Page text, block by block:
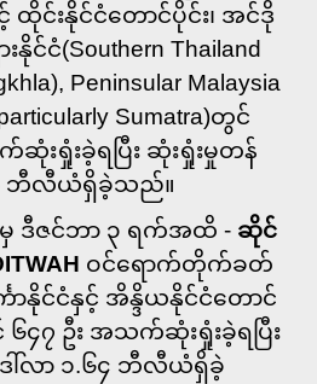
င်းနိုင်ငံတောင်ပိုင်း၊ အင်ဒို
းနိုင်ငံ(Southern Thailand
Peninsular Malaysia
Sumatra)တွင်
ဆုံးရှုံးခဲ့ရပြီး ဆုံးရှုံးမှုတန်
၈ ဘီလီယံရှိခဲ့သည်။
ဒီဇင်ဘာ ၃ ရက်အထိ - ဆိုင်
ဝင်ရောက်တိုက်ခတ်
ာနိုင်ငံနှင့် အိန္ဒိယနိုင်ငံတောင်
၆၄၇ ဦး အသက်ဆုံးရှုံးခဲ့ရပြီး
ါ်လာ ၁.၆၄ ဘီလီယံရှိခဲ့